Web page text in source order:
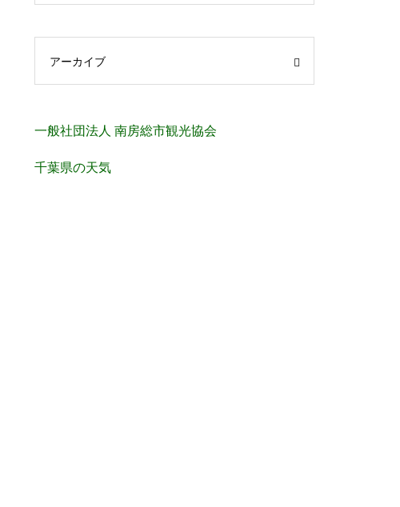
アーカイブ
一般社団法人 南房総市観光協会
千葉県の天気